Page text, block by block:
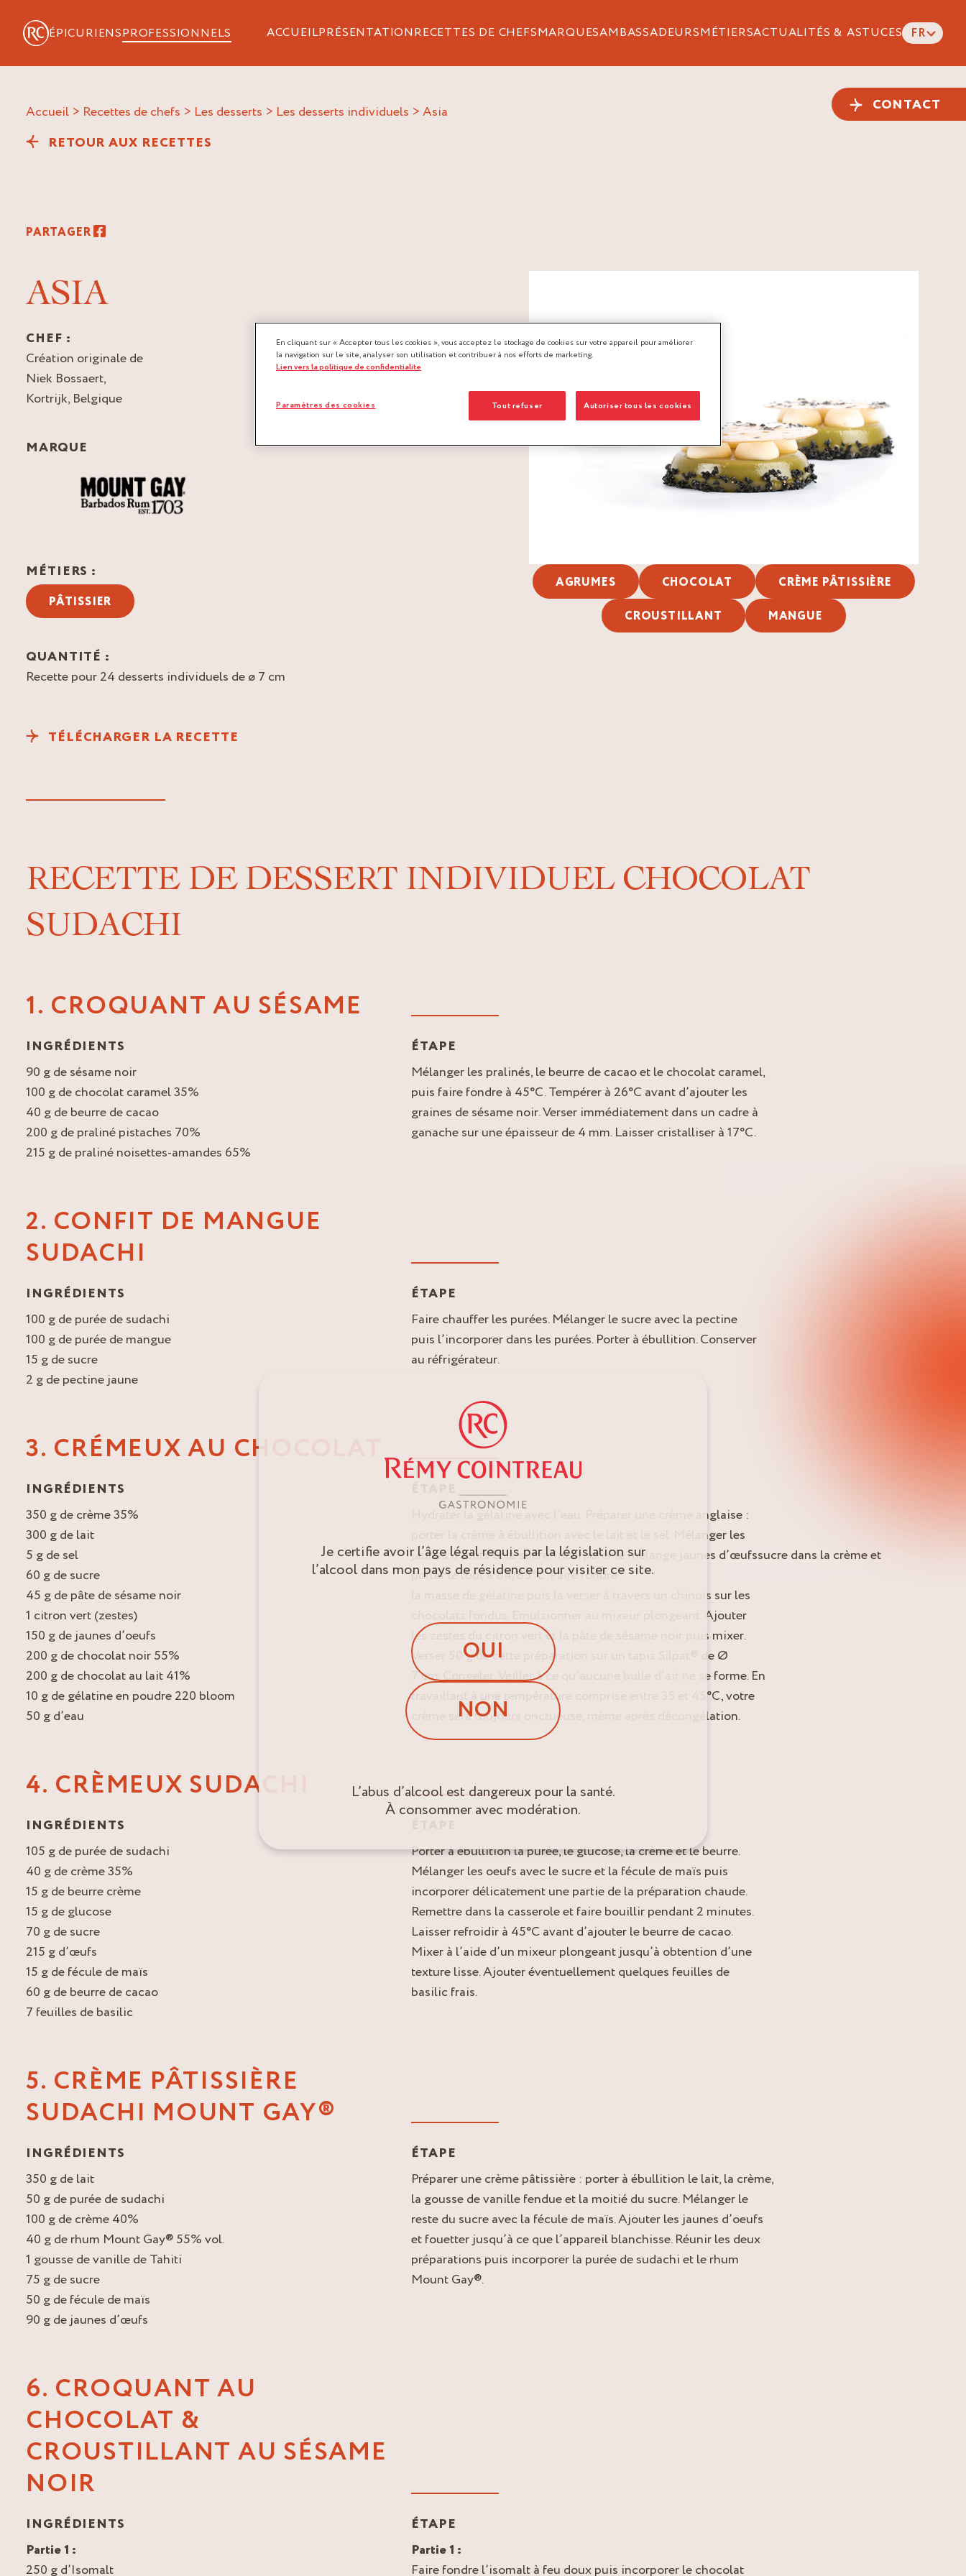
ÉPICURIENSPROFESSIONNELS ACCUEILPRÉSENTATIONRECETTES DE CHEFSMARQUESAMBASSADEURSMÉTIERSACTUALITÉS & ASTUCES FR
CONTACT
Accueil > Recettes de chefs > Les desserts > Les desserts individuels > asia
RETOUR AUX RECETTES
PARTAGER
ASIA
CHEF :
Création originale de
Niek Bossaert,
Kortrijk, Belgique
MARQUE
MÉTIERS :
PÂTISSIER
QUANTITÉ :
Recette pour 24 desserts individuels de ø 7 cm
TÉLÉCHARGER LA RECETTE
AGRUMES CHOCOLAT CRÈME PÂTISSIÈRE
CROUSTILLANT MANGUE
RECETTE DE DESSERT INDIVIDUEL CHOCOLAT
SUDACHI
1. CROQUANT AU SÉSAME
INGRÉDIENTS
90 g de sésame noir
100 g de chocolat caramel 35%
40 g de beurre de cacao
200 g de praliné pistaches 70%
215 g de praliné noisettes-amandes 65%
ÉTAPE
Mélanger les pralinés, le beurre de cacao et le chocolat caramel,
puis faire fondre à 45°C. Tempérer à 26°C avant d’ajouter les
graines de sésame noir. Verser immédiatement dans un cadre à
ganache sur une épaisseur de 4 mm. Laisser cristalliser à 17°C.
2. CONFIT DE MANGUE
SUDACHI
INGRÉDIENTS
100 g de purée de sudachi
100 g de purée de mangue
15 g de sucre
2 g de pectine jaune
ÉTAPE
Faire chauffer les purées. Mélanger le sucre avec la pectine
puis l’incorporer dans les purées. Porter à ébullition. Conserver
au réfrigérateur.
3. CRÉMEUX AU CHOCOLAT
INGRÉDIENTS
350 g de crème 35%
300 g de lait
5 g de sel
60 g de sucre
45 g de pâte de sésame noir
1 citron vert (zestes)
150 g de jaunes d’oeufs
200 g de chocolat noir 55%
200 g de chocolat au lait 41%
10 g de gélatine en poudre 220 bloom
50 g d’eau
Hydrater la gélatine avec l’eau. Préparer une crème anglaise :
porter la crème à ébullition avec le lait et le sel. Mélanger les
jaunes d’œufs et le sucre. Incorporer le mélange jaunes d’œufssucre dans la crème et
porter le tout à 84/85°C. Faire fondre
la masse de gélatine puis la verser à travers un chinois sur les
chocolats fondus. Emulsionner au mixeur plongeant. Ajouter
les zestes du citron vert et la pâte de sésame noir puis mixer.
Verser 50 g de cette préparation sur un tapis Silpat® de Ø
7 cm. Congeler. Veiller à ce qu’aucune bulle d’air ne se forme. En
travaillant à une température comprise entre 35 et 45°C, votre
crème sera toujours onctueuse, même après décongélation.
4. CRÈMEUX SUDACHI
INGRÉDIENTS
105 g de purée de sudachi
40 g de crème 35%
15 g de beurre crème
15 g de glucose
70 g de sucre
215 g d’œufs
15 g de fécule de maïs
60 g de beurre de cacao
7 feuilles de basilic
Porter à ébullition la purée, le glucose, la crème et le beurre.
Mélanger les oeufs avec le sucre et la fécule de maïs puis
incorporer délicatement une partie de la préparation chaude.
Remettre dans la casserole et faire bouillir pendant 2 minutes.
Laisser refroidir à 45°C avant d’ajouter le beurre de cacao.
Mixer à l’aide d’un mixeur plongeant jusqu’à obtention d’une
texture lisse. Ajouter éventuellement quelques feuilles de
basilic frais.
5. CRÈME PÂTISSIÈRE
SUDACHI MOUNT GAY®
INGRÉDIENTS
350 g de lait
50 g de purée de sudachi
100 g de crème 40%
40 g de rhum Mount Gay® 55% vol.
1 gousse de vanille de Tahiti
75 g de sucre
50 g de fécule de maïs
90 g de jaunes d’œufs
ÉTAPE
Préparer une crème pâtissière : porter à ébullition le lait, la crème,
la gousse de vanille fendue et la moitié du sucre. Mélanger le
reste du sucre avec la fécule de maïs. Ajouter les jaunes d’oeufs
et fouetter jusqu’à ce que l’appareil blanchisse. Réunir les deux
préparations puis incorporer la purée de sudachi et le rhum
Mount Gay®.
6. CROQUANT AU
CHOCOLAT &
CROUSTILLANT AU SÉSAME
NOIR
INGRÉDIENTS
Partie 1 :
250 g d’Isomalt
ÉTAPE
Partie 1 :
Faire fondre l’isomalt à feu doux puis incorporer le chocolat
Je certifie avoir l’âge légal requis par la législation sur
l’alcool dans mon pays de résidence pour visiter ce site.
OUI
NON
L’abus d’alcool est dangereux pour la santé.
À consommer avec modération.
En cliquant sur « Accepter tous les cookies », vous acceptez le stockage de cookies sur votre appareil pour améliorer
la navigation sur le site, analyser son utilisation et contribuer à nos efforts de marketing.
Lien vers la politique de confidentialite
Tout refuser Autoriser tous les cookies
Paramètres des cookies